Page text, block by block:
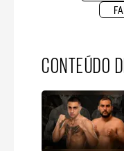
CONTEÚDO